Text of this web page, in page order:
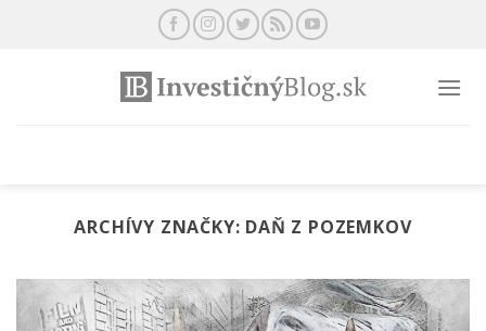
ARCHÍVY ZNAČKY: DAŇ Z POZEMKOV